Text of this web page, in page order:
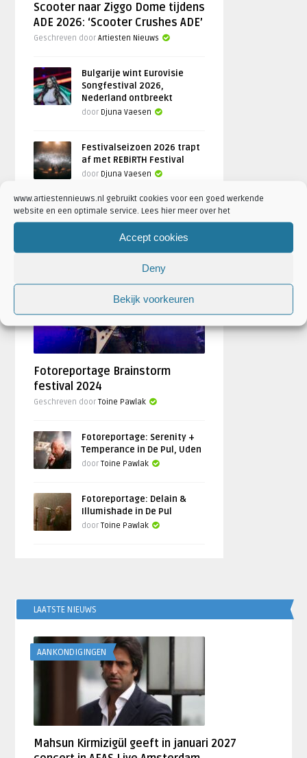
www.artiestennieuws.nl gebruikt cookies voor een goed werkende
website en een optimale service. Lees hier meer over het
Accept cookies
Deny
Bekijk voorkeuren
Scooter naar Ziggo Dome tijdens
ADE 2026: ‘Scooter Crushes ADE’
Geschreven doorArtiesten Nieuws
Bulgarije wint Eurovisie
Songfestival 2026,
Nederland ontbreekt
door Djuna Vaesen
Festivalseizoen 2026 trapt
af met REBiRTH Festival
door Djuna Vaesen
Fotoreportage Brainstorm
festival 2024
Geschreven doorToine Pawlak
Fotoreportage: Serenity +
Temperance in De Pul, Uden
doorToine Pawlak
Fotoreportage: Delain &
Illumishade in De Pul
doorToine Pawlak
LAATSTE NIEUWS
AANKONDIGINGEN
Mahsun Kirmizigül geeft in januari 2027